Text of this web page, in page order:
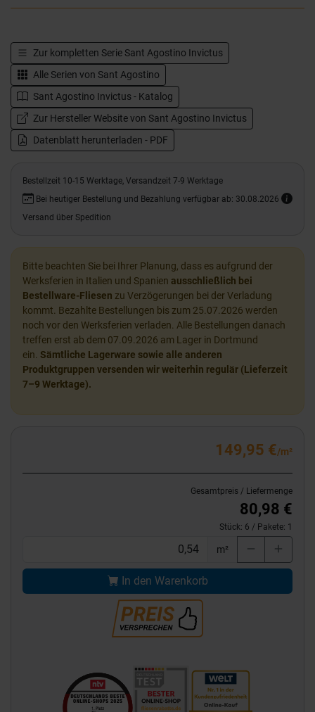
Zur kompletten Serie Sant Agostino Invictus
Alle Serien von Sant Agostino
Sant Agostino Invictus - Katalog
Zur Hersteller Website von Sant Agostino Invictus
Datenblatt herunterladen - PDF
Bestellzeit 10-15 Werktage, Versandzeit 7-9 Werktage
Bei heutiger Bestellung und Bezahlung verfügbar ab: 30.08.2026
Versand über Spedition
Bitte beachten Sie bei Ihrer Planung, dass es aufgrund der
Werksferien in Italien und Spanien ausschließlich bei
Bestellware-Fliesen zu Verzögerungen bei der Verladung
kommt. Bezahlte Bestellungen bis zum 25.07.2026 werden
noch vor den Werksferien verladen. Alle Bestellungen danach
treffen erst ab dem 07.09.2026 am Lager in Dortmund
ein. Sämtliche Lagerware sowie alle anderen
Produktgruppen versenden wir weiterhin regulär (Lieferzeit
7–9 Werktage).
149,95 €/m²
Gesamtpreis / Liefermenge
80,98 €
Stück: 6 / Pakete: 1
m²
In den Warenkorb